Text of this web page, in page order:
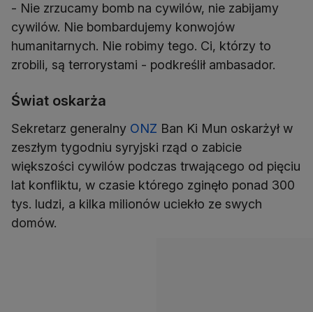
- Nie zrzucamy bomb na cywilów, nie zabijamy
cywilów. Nie bombardujemy konwojów
humanitarnych. Nie robimy tego. Ci, którzy to
zrobili, są terrorystami - podkreślił ambasador.
Świat oskarża
Sekretarz generalny ONZ Ban Ki Mun oskarżył w
zeszłym tygodniu syryjski rząd o zabicie
większości cywilów podczas trwającego od pięciu
lat konfliktu, w czasie którego zginęło ponad 300
tys. ludzi, a kilka milionów uciekło ze swych
domów.